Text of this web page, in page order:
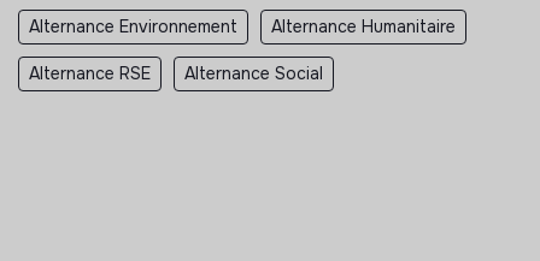
Alternance Environnement Alternance Humanitaire
Alternance RSE Alternance Social